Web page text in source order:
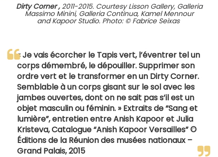
Dirty Corner,2011-2015. Courtesy Lisson Gallery, Galleria
Massimo Minini, Galleria Continua, Kamel Mennour
and Kapoor Studio. Photo: © Fabrice Seixas
« Je vais écorcher le Tapis vert, l’éventrer tel un
corps démembré, le dépouiller. Supprimer son
ordre vert et le transformer en un Dirty Corner.
Semblable à un corps gisant sur le sol avec les
jambes ouvertes, dont on ne sait pas s’il est un
objet masculin ou féminin. » Extraits de “Sang et
lumière”, entretien entre Anish Kapoor et Julia
Kristeva, Catalogue “Anish Kapoor Versailles” ©
Éditions de la Réunion des musées nationaux –
Grand Palais, 2015